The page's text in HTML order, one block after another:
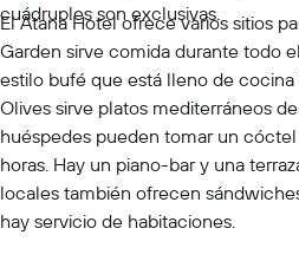
cuádruples son exclusivas.
El Atana Hotel ofrece varios sitios
Garden sirve comida durante todo
estilo bufé que está lleno de
Olives sirve platos mediterráneos
huéspedes pueden tomar un
horas. Hay un piano-bar y una
locales también ofrecen
hay servicio de habitaciones.